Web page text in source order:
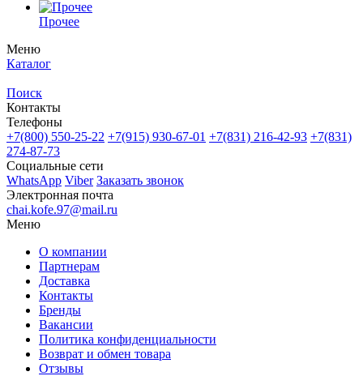
Прочее
Меню
Каталог
Поиск
Контакты
Телефоны
+7(800) 550-25-22 +7(915) 930-67-01 +7(831) 216-42-93 +7(831)
274-87-73
Социальные сети
WhatsApp Viber Заказать звонок
Электронная почта
chai.kofe.97@mail.ru
Меню
О компании
Партнерам
Доставка
Контакты
Бренды
Вакансии
Политика конфиденциальности
Возврат и обмен товара
Отзывы